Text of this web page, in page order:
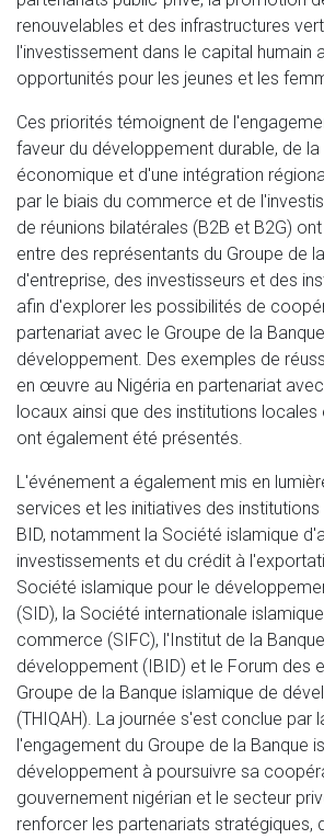
renouvelables et des infrastructures
l'investissement dans le capital humain
opportunités pour les jeunes et les
Ces priorités témoignent de
faveur du développement durable, de
économique et d'une intégration
par le biais du commerce et de
de réunions bilatérales (B2B et B2G)
entre des représentants du Groupe de
d'entreprise, des investisseurs et des
afin d'explorer les possibilités de
partenariat avec le Groupe de la
développement. Des exemples de
en œuvre au Nigéria en partenariat
locaux ainsi que des institutions locales
ont également été présentés.
L'événement a également mis en
services et les initiatives des
BID, notamment la Société islamique
investissements et du crédit à
Société islamique pour le
(SID), la Société internationale
commerce (SIFC), l'Institut de la
développement (IBID) et le Forum des
Groupe de la Banque islamique de
(THIQAH). La journée s'est conclue par
l'engagement du Groupe de la Banque
développement à poursuivre sa
gouvernement nigérian et le secteur
renforcer les partenariats stratégiques,